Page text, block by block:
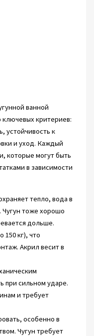
ванной
критериев:
устойчивость к
и уход. Каждый
которые могут быть
в зависимости
тепло, вода в
Чугун тоже хорошо
дольше.
150 кг), что
Акрил весит в
при сильном ударе.
и требует
особенно в
Чугун требует